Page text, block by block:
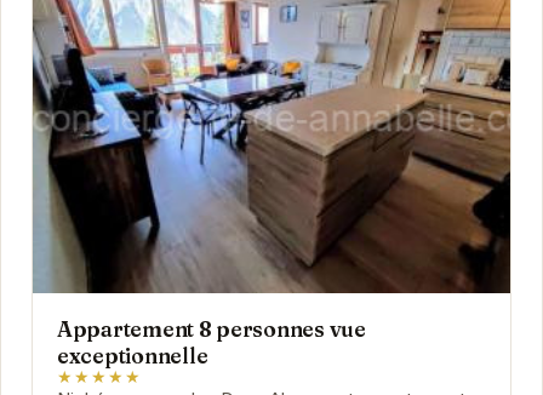
Appartement 8 personnes vue
exceptionnelle
★★★★★